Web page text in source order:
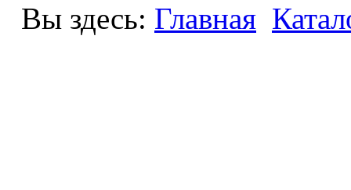
Вы здесь: Главная